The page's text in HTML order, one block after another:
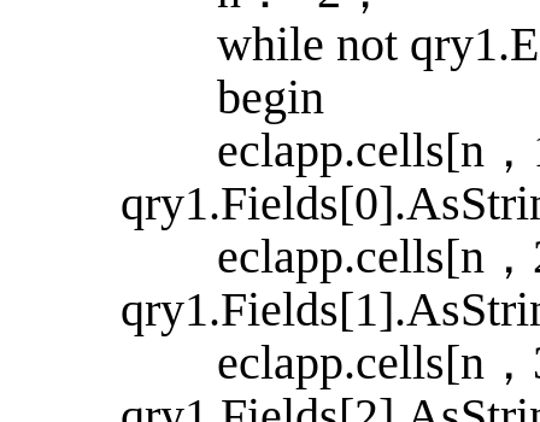
while not
begin
eclapp.cells[n，
eclapp.cells[n，
eclapp.cells[n，